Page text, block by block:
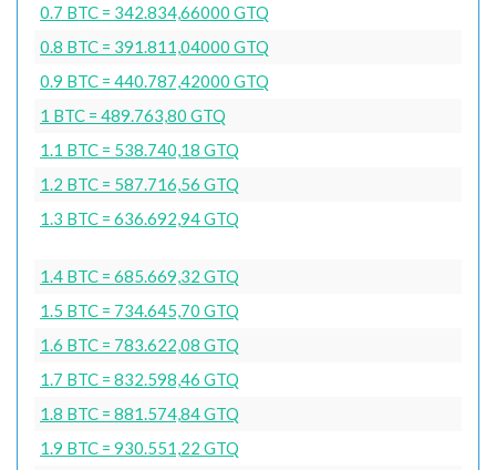
0.7 BTC = 342.834,66000 GTQ
0.8 BTC = 391.811,04000 GTQ
0.9 BTC = 440.787,42000 GTQ
1 BTC = 489.763,80 GTQ
1.1 BTC = 538.740,18 GTQ
1.2 BTC = 587.716,56 GTQ
1.3 BTC = 636.692,94 GTQ
1.4 BTC = 685.669,32 GTQ
1.5 BTC = 734.645,70 GTQ
1.6 BTC = 783.622,08 GTQ
1.7 BTC = 832.598,46 GTQ
1.8 BTC = 881.574,84 GTQ
1.9 BTC = 930.551,22 GTQ